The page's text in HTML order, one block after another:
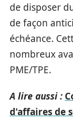
de disposer
de façon
échéance.
nombreux
PME/TPE.
A lire aussi :
d'affaires de